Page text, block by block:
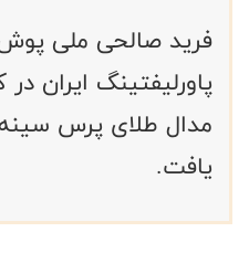
پاورلیفتینگ ایران
مدال طلای پرس
یافت.